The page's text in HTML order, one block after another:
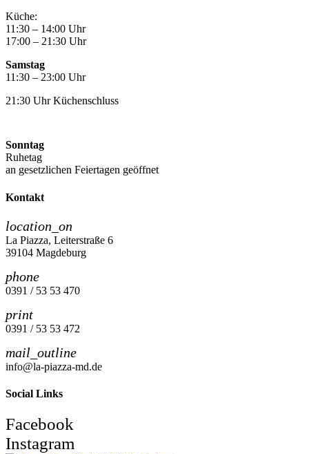
Küche:
11:30 – 14:00 Uhr
17:00 – 21:30 Uhr
Samstag
11:30 – 23:00 Uhr
21:30 Uhr Küchenschluss
Sonntag
Ruhetag
an gesetzlichen Feiertagen geöffnet
Kontakt
location_on
La Piazza, Leiterstraße 6
39104 Magdeburg
phone
0391 / 53 53 470
print
0391 / 53 53 472
mail_outline
info@la-piazza-md.de
Social Links
Facebook
Instagram